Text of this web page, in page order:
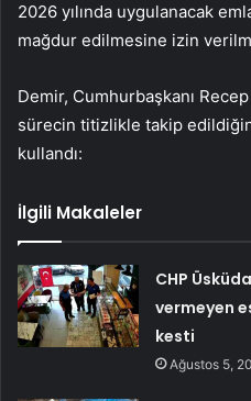
2026 yılında uygulanacak
mağdur edilmesine izin
Demir, Cumhurbaşkanı
sürecin titizlikle takip
kullandı:
İlgili Makaleler
CHP
vermeyen
kesti
Ağustos 5,